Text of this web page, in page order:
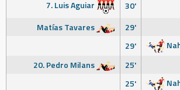
7. Luis Aguiar
30'
Matías Tavares
29'
29'
20. Pedro Milans
25'
25'